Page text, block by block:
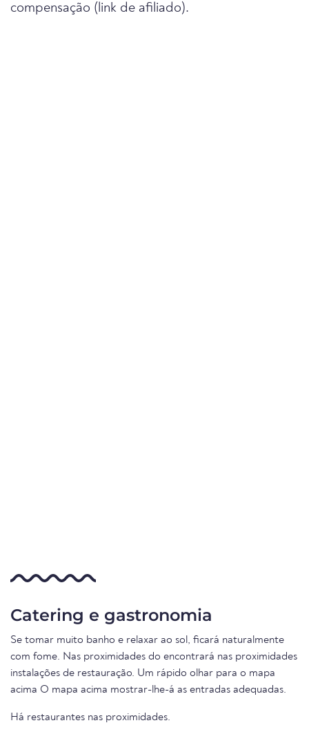
compensação (link de afiliado).
Catering e gastronomia
Se tomar muito banho e relaxar ao sol, ficará naturalmente
com fome. Nas proximidades do encontrará nas proximidades
instalações de restauração. Um rápido olhar para o mapa
acima O mapa acima mostrar-lhe-á as entradas adequadas.
Há restaurantes nas proximidades.